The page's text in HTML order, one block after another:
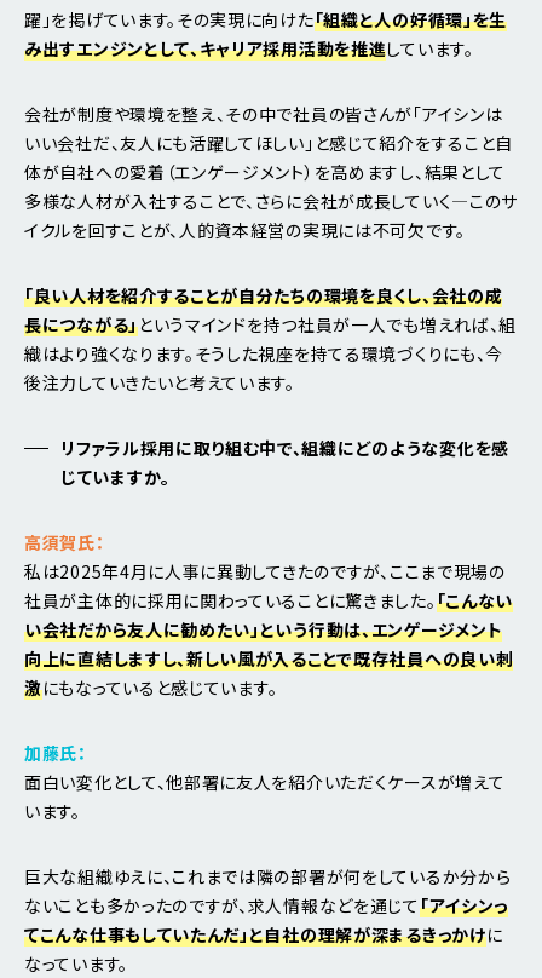
躍」を掲げています。その実現に向けた「組織と人の好循環」を生
み出すエンジンとして、キャリア採用活動を推進しています。
会社が制度や環境を整え、その中で社員の皆さんが「アイシンは
いい会社だ、友人にも活躍してほしい」と感じて紹介をすること自
体が自社への愛着（エンゲージメント）を高めますし、結果として
多様な人材が入社することで、さらに会社が成長していく―このサ
イクルを回すことが、人的資本経営の実現には不可欠です。
「良い人材を紹介することが自分たちの環境を良くし、会社の成
長につながる」というマインドを持つ社員が一人でも増えれば、組
織はより強くなります。そうした視座を持てる環境づくりにも、今
後注力していきたいと考えています。
リファラル採用に取り組む中で、組織にどのような変化を感
じていますか。
高須賀氏：
私は2025年4月に人事に異動してきたのですが、ここまで現場の
社員が主体的に採用に関わっていることに驚きました。「こんない
い会社だから友人に勧めたい」という行動は、エンゲージメント
向上に直結しますし、新しい風が入ることで既存社員への良い刺
激にもなっていると感じています。
加藤氏：
面白い変化として、他部署に友人を紹介いただくケースが増えて
います。
巨大な組織ゆえに、これまでは隣の部署が何をしているか分から
ないことも多かったのですが、求人情報などを通じて「アイシンっ
てこんな仕事もしていたんだ」と自社の理解が深まるきっかけに
なっています。